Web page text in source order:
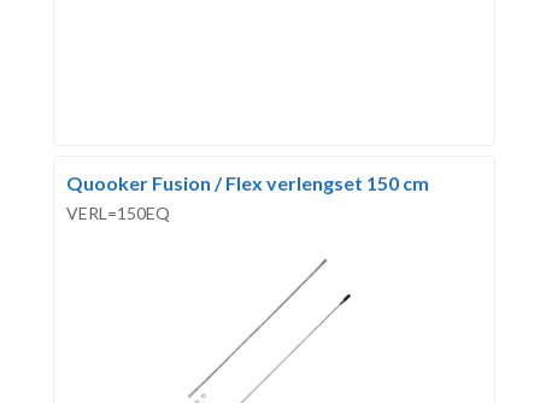
Quooker Fusion / Flex verlengset 150 cm
VERL=150EQ